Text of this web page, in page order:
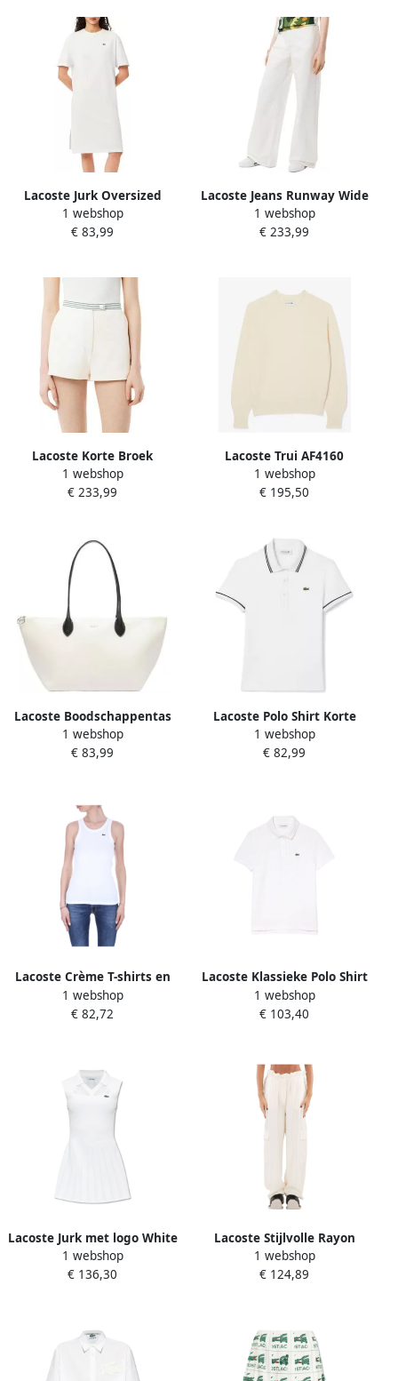
Lacoste Jurk Oversized
EF2883
1 webshop
€ 83,99
Lacoste Jeans Runway Wide
1 webshop
€ 233,99
Lacoste Korte Broek
Runway
1 webshop
€ 233,99
Lacoste Trui AF4160
1 webshop
€ 195,50
Lacoste Boodschappentas
Cabas
1 webshop
€ 83,99
Lacoste Polo Shirt Korte
Mouw Slim Fit Polo
1 webshop
€ 82,99
Lacoste Crème T-shirts en
Polos Logo Front White
Dames
1 webshop
€ 82,72
Lacoste Klassieke Polo Shirt
van Zacht Katoen White
Dames
1 webshop
€ 103,40
Lacoste Jurk met logo White
Dames
1 webshop
€ 136,30
Lacoste Stijlvolle Rayon
Cargo Broek White Dames
1 webshop
€ 124,89